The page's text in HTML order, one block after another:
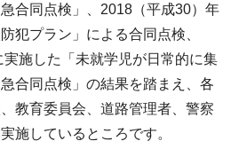
合同点検」、2018（平成30）年
犯プラン」による合同点検、
施した「未就学児が日常的に集
合同点検」の結果を踏まえ、各
教育委員会、道路管理者、警察
施しているところです。